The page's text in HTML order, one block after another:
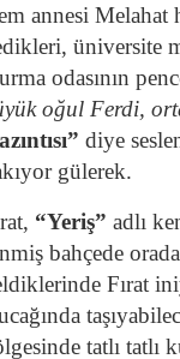
annesi Melahat
üniversite
odasının
oğul Ferdi,
diye
gülerek.
“Yeriş” adlı
bahçede
Fırat
tatlı tatlı